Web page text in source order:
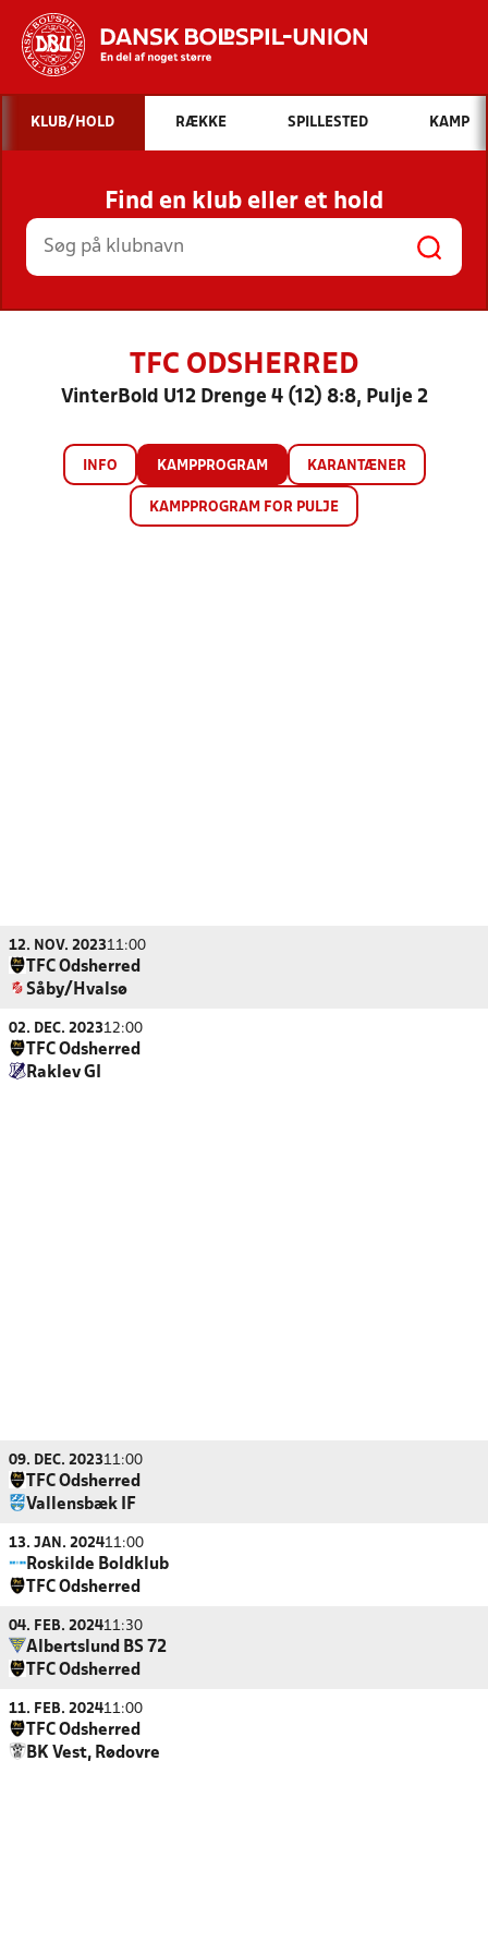
Hvad vil du søge efter?
INDHOLD OG NYHEDER
STILLINGER, RESULTATER, KLUBBER OG
HOLD
KLUB/HOLD RÆKKE SPILLESTED KAMP
Find en klub eller et hold
TFC ODSHERRED
VinterBold U12 Drenge 4 (12) 8:8, Pulje 2
INFO KAMPPROGRAM KARANTÆNER
KAMPPROGRAM FOR PULJE
12. NOV. 202311:00
TFC Odsherred
Såby/Hvalsø
02. DEC. 202312:00
TFC Odsherred
Raklev GI
09. DEC. 202311:00
TFC Odsherred
Vallensbæk IF
13. JAN. 202411:00
Roskilde Boldklub
TFC Odsherred
04. FEB. 202411:30
Albertslund BS 72
TFC Odsherred
11. FEB. 202411:00
TFC Odsherred
BK Vest, Rødovre